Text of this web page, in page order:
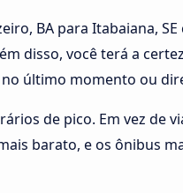
BA para Itabaiana,
disso, você terá a
último momento ou
de pico. Em vez de
barato, e os ônibus